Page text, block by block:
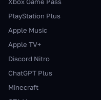
PlayStation Plus
Apple Music
Apple TV+
Discord Nitro
ChatGPT Plus
Minecraft